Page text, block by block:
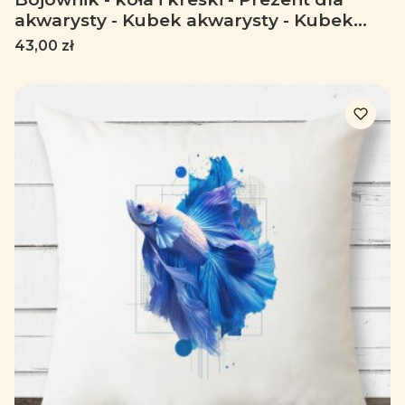
akwarysty - Kubek akwarysty - Kubek
retro camper
Cena
43,00 zł